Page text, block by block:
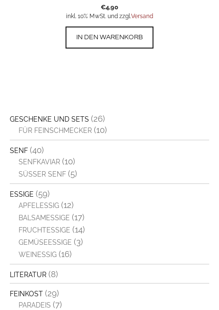
€4,90
inkl. 10% MwSt. und zzgl.Versand
IN DEN WARENKORB
GESCHENKE UND SETS (26)
FÜR FEINSCHMECKER (10)
SENF (40)
SENFKAVIAR (10)
SÜSSER SENF (5)
ESSIGE (59)
APFELESSIG (12)
BALSAMESSIGE (17)
FRUCHTESSIGE (14)
GEMÜSEESSIGE (3)
WEINESSIG (16)
LITERATUR (8)
FEINKOST (29)
PARADEIS (7)